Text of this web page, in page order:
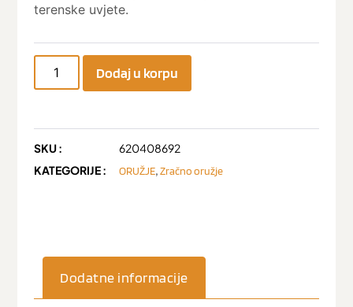
terenske uvjete.
Dodaj u korpu
SKU :
620408692
KATEGORIJE :
ORUŽJE,Zračno oružje
Dodatne informacije